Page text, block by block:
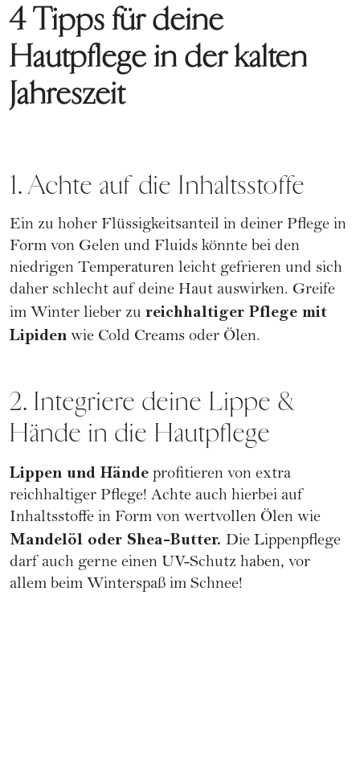
4 Tipps für deine
Hautpflege in der kalten
Jahreszeit
1. Achte auf die Inhaltsstoffe
Ein zu hoher Flüssigkeitsanteil in deiner Pflege in
Form von Gelen und Fluids könnte bei den
niedrigen Temperaturen leicht gefrieren und sich
daher schlecht auf deine Haut auswirken. Greife
im Winter lieber zu reichhaltiger Pflege mit
Lipiden wie Cold Creams oder Ölen.
2. Integriere deine Lippe &
Hände in die Hautpflege
Lippen und Hände profitieren von extra
reichhaltiger Pflege! Achte auch hierbei auf
Inhaltsstoffe in Form von wertvollen Ölen wie
Mandelöl oder Shea-Butter. Die Lippenpflege
darf auch gerne einen UV-Schutz haben, vor
allem beim Winterspaß im Schnee!